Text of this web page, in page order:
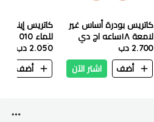
كاتريس بودرة أساس غير
لامعة ١٨ساعه اج دي
من 008C
2.700 دب
أضف
اشتر الآن
كاتريس إينك
الأسود
2.050 دب
أضف